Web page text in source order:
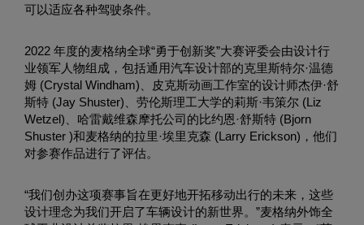
可以适应各种驾驶条件。
2022 年度的麦格纳全球“勇于创新奖”大赛评委会由设计行
业领军人物组成，包括通用汽车设计部的克里斯特尔·温德
姆 (Crystal Windham)、皮克斯动画工作室的设计师杰伊·舒
斯特 (Jay Shuster)、劳伦斯理工大学的莉斯·韦策尔 (Liz
Wetzel)、哈雷戴维森摩托公司的比约恩·舒斯特 (Bjorn
Shuster )和麦格纳的拉里·埃里克森 (Larry Erickson)，他们
对参赛作品进行了评估。
“我们创办这项赛事旨在更好地开拓移动出行的未来，这些
设计理念为我们开启了车辆设计的新世界。”麦格纳外饰全